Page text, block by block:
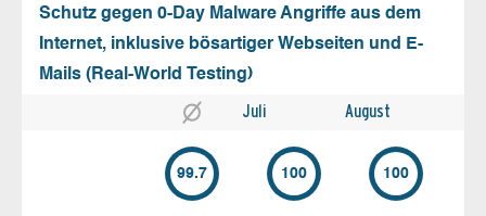
Schutz gegen 0-Day Malware Angriffe aus dem
Internet, inklusive bösartiger Webseiten und E-
Mails (Real-World Testing)
Juli August
99.7 100 100